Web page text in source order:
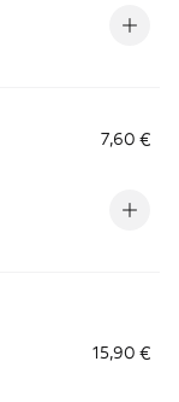
7,60 €
15,90 €